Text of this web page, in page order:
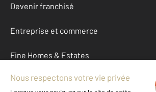
Devenir franchisé
Entreprise et commerce
Fine Homes & Estates
À propos